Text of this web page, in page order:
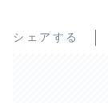
シェアする